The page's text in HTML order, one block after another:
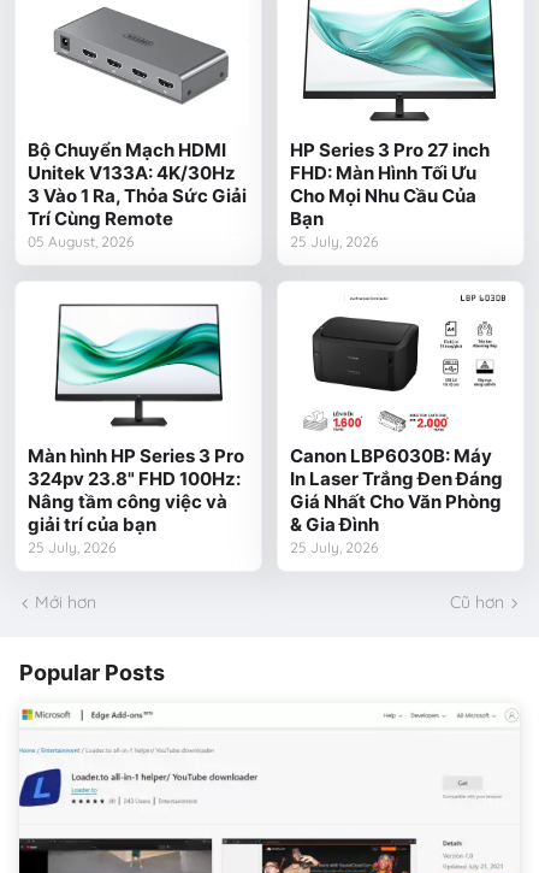
Bộ Chuyển Mạch HDMI
Unitek V133A: 4K/30Hz
3 Vào 1 Ra, Thỏa Sức Giải
Trí Cùng Remote
05 August, 2026
HP Series 3 Pro 27 inch
FHD: Màn Hình Tối Ưu
Cho Mọi Nhu Cầu Của
Bạn
25 July, 2026
Màn hình HP Series 3 Pro
324pv 23.8" FHD 100Hz:
Nâng tầm công việc và
giải trí của bạn
25 July, 2026
Canon LBP6030B: Máy
In Laser Trắng Đen Đáng
Giá Nhất Cho Văn Phòng
& Gia Đình
25 July, 2026
Mới hơn Cũ hơn
Popular Posts